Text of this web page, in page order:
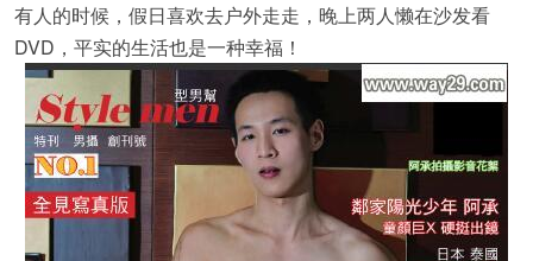
有人的时候，假日喜欢去户外走走，晚上两人懒在沙发看
DVD，平实的生活也是一种幸福！